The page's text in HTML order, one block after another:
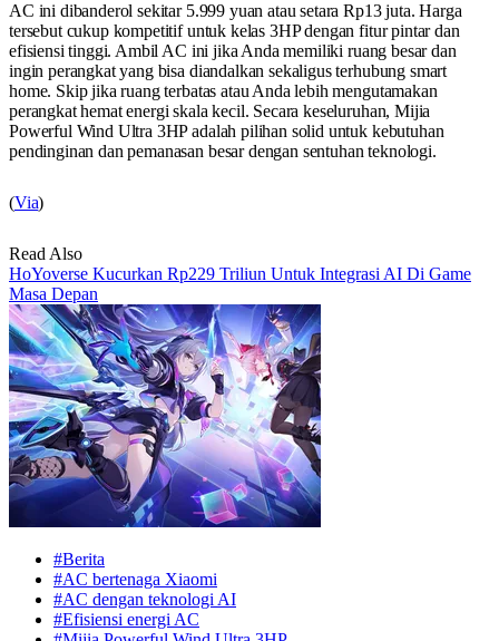
AC ini dibanderol sekitar 5.999 yuan atau setara Rp13 juta. Harga
tersebut cukup kompetitif untuk kelas 3HP dengan fitur pintar dan
efisiensi tinggi. Ambil AC ini jika Anda memiliki ruang besar dan
ingin perangkat yang bisa diandalkan sekaligus terhubung smart
home. Skip jika ruang terbatas atau Anda lebih mengutamakan
perangkat hemat energi skala kecil. Secara keseluruhan, Mijia
Powerful Wind Ultra 3HP adalah pilihan solid untuk kebutuhan
pendinginan dan pemanasan besar dengan sentuhan teknologi.
(Via)
Read Also
HoYoverse Kucurkan Rp229 Triliun Untuk Integrasi AI Di Game
Masa Depan
#Berita
#AC bertenaga Xiaomi
#AC dengan teknologi AI
#Efisiensi energi AC